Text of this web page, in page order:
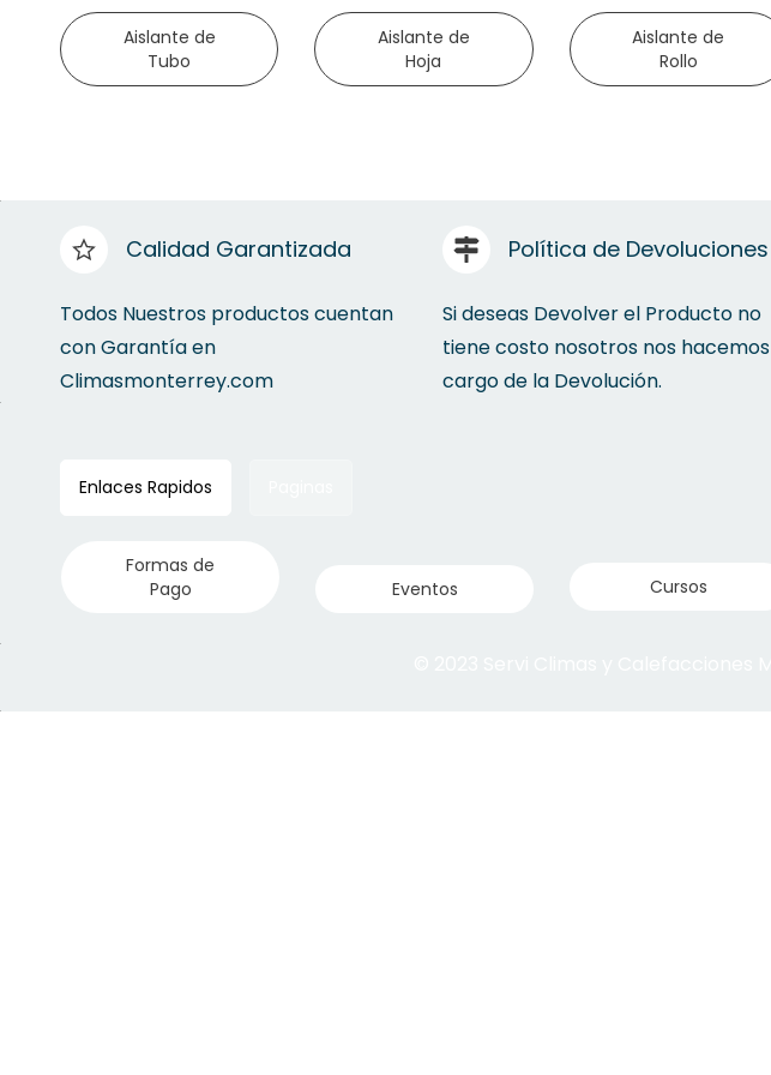
Aislante de
Tubo
Aislante de
Hoja
Aislante de
Rollo
Calidad Garantizada
Todos Nuestros productos cuentan
con Garantía en
Climasmonterrey.com
Política de Devoluciones
Si deseas Devolver el Producto no
tiene costo nosotros nos hacemos
cargo de la Devolución.
Enlaces Rapidos
Formas de
Pago
Eventos Cursos